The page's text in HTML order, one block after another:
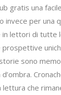
gratis una facile
invece per una
lettori di tutte
sono
lettura che